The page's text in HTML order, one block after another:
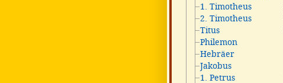
1. Timotheus
2. Timotheus
Titus
Philemon
Hebräer
Jakobus
1. Petrus